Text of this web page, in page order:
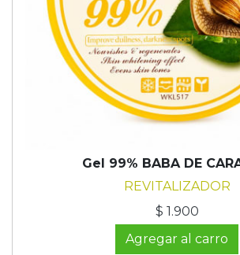
Gel 99% BABA DE
REVITALIZADOR
$ 1.900
Agregar al carro